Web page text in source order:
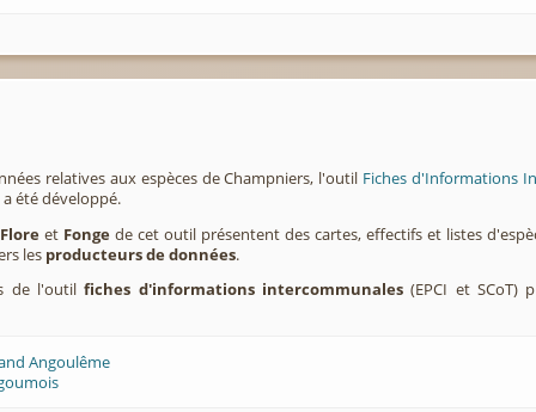
relatives aux espèces de Champniers, l'outil Fiches d'Informations
a été développé.
Flore et Fonge de cet outil présentent des cartes, effectifs et listes
les producteurs de données.
de l'outilfiches d'informations intercommunales(EPCI et SCoT)
Angoulême